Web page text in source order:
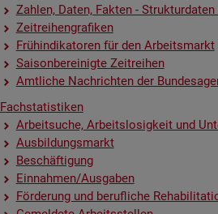
Zah­len, Daten, Fak­ten -
Zeit­rei­hen­gra­fi­ken
Früh­in­di­ka­to­ren für den Ar­beits­markt
Sai­son­be­rei­nig­te Zeit­rei­hen
Amt­li­che Nach­rich­ten der
Fach­sta­tis­ti­ken
Ar­beit­su­che, Ar­beits­lo­sig­keit und
Aus­bil­dungs­markt
Be­schäf­ti­gung
Ein­nah­men/Aus­ga­ben
För­de­rung und be­ruf­li­che